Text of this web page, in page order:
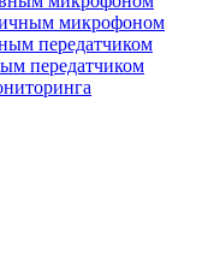
микрофоном
передатчиком
передатчиком